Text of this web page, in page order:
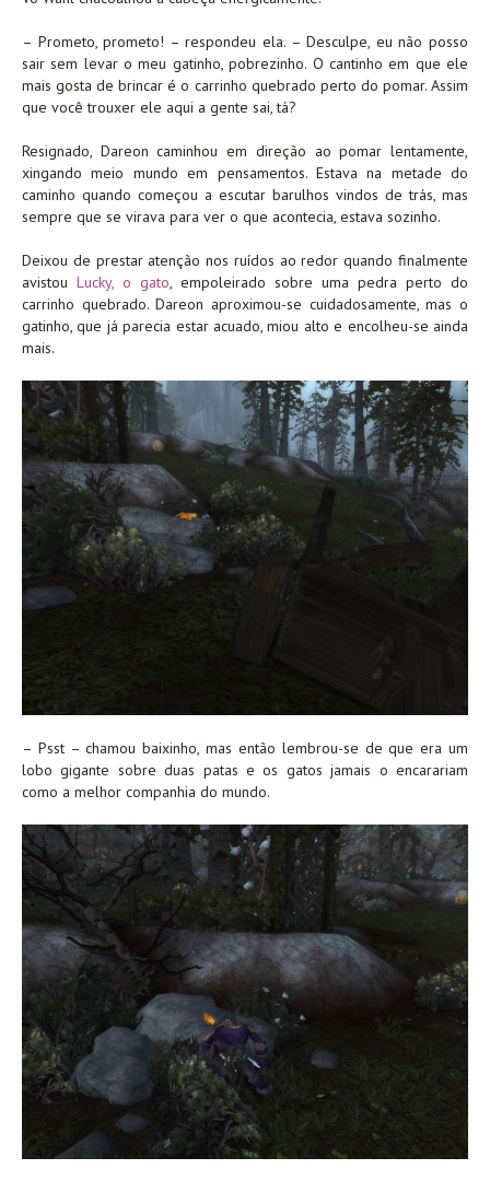
– Prometo, prometo! – respondeu ela. – Desculpe, eu não posso
sair sem levar o meu gatinho, pobrezinho. O cantinho em que ele
mais gosta de brincar é o carrinho quebrado perto do pomar. Assim
que você trouxer ele aqui a gente sai, tá?
Resignado, Dareon caminhou em direção ao pomar lentamente,
xingando meio mundo em pensamentos. Estava na metade do
caminho quando começou a escutar barulhos vindos de trás, mas
sempre que se virava para ver o que acontecia, estava sozinho.
Deixou de prestar atenção nos ruídos ao redor quando finalmente
avistou Lucky, o gato, empoleirado sobre uma pedra perto do
carrinho quebrado. Dareon aproximou-se cuidadosamente, mas o
gatinho, que já parecia estar acuado, miou alto e encolheu-se ainda
mais.
– Psst – chamou baixinho, mas então lembrou-se de que era um
lobo gigante sobre duas patas e os gatos jamais o encarariam
como a melhor companhia do mundo.